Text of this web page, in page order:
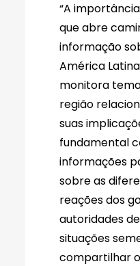
“A
que abre
informação
América
monitora
região
suas
fundamental
informações
sobre as
reações dos
autoridades
situações
compartilhar